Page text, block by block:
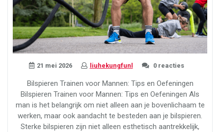
21 mei 2026 liuhekungfunl 0 reacties
Bilspieren Trainen voor Mannen: Tips en Oefeningen
Bilspieren Trainen voor Mannen: Tips en Oefeningen Als
man is het belangrijk om niet alleen aan je bovenlichaam te
werken, maar ook aandacht te besteden aan je bilspieren.
Sterke bilspieren zijn niet alleen esthetisch aantrekkelijk,